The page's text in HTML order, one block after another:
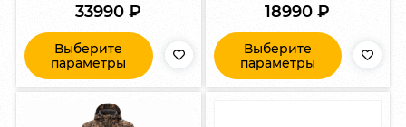
33990₽
Выберите
параметры
18990₽
Выберите
параметры